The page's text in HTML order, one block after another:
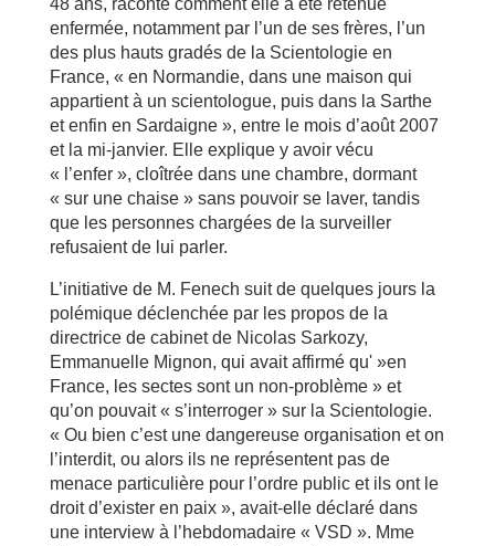
48 ans, raconte comment elle a été retenue
enfermée, notamment par l’un de ses frères, l’un
des plus hauts gradés de la Scientologie en
France, « en Normandie, dans une maison qui
appartient à un scientologue, puis dans la Sarthe
et enfin en Sardaigne », entre le mois d’août 2007
et la mi-janvier. Elle explique y avoir vécu
« l’enfer », cloîtrée dans une chambre, dormant
« sur une chaise » sans pouvoir se laver, tandis
que les personnes chargées de la surveiller
refusaient de lui parler.
L’initiative de M. Fenech suit de quelques jours la
polémique déclenchée par les propos de la
directrice de cabinet de Nicolas Sarkozy,
Emmanuelle Mignon, qui avait affirmé qu' »en
France, les sectes sont un non-problème » et
qu’on pouvait « s’interroger » sur la Scientologie.
« Ou bien c’est une dangereuse organisation et on
l’interdit, ou alors ils ne représentent pas de
menace particulière pour l’ordre public et ils ont le
droit d’exister en paix », avait-elle déclaré dans
une interview à l’hebdomadaire « VSD ». Mme